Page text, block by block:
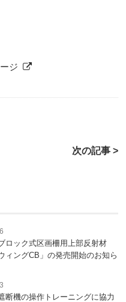
ジ
次の記事 >
ロック式区画柵用上部反射材
ィングCB」の発売開始のお知ら
断機の操作トレーニングに協力